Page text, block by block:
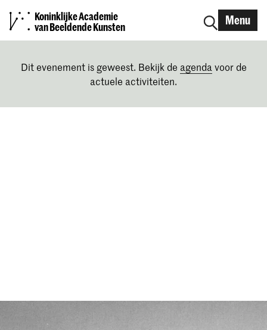
Koninklijke Academie
van Beeldende Kunsten
Menu
Dit evenement is geweest. Bekijk de agenda voor de
actuele activiteiten.